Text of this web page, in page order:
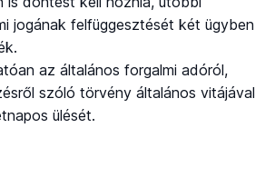
jogának felfüggesztését két ügyben
az általános forgalmi adóról,
szóló törvény általános vitájával
ülését.